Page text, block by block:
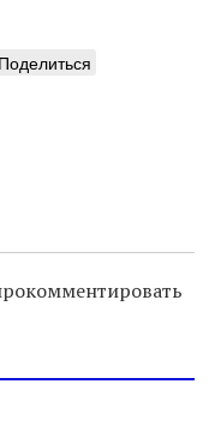
Поделиться